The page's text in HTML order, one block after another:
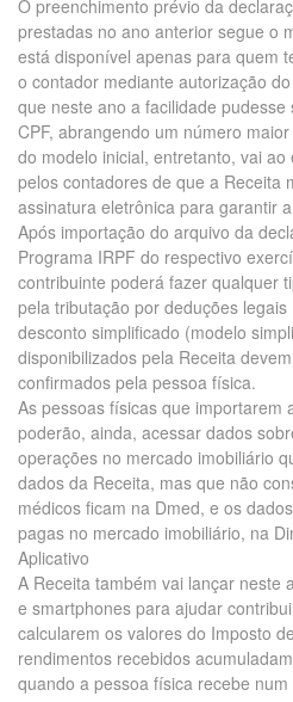
O preenchimento prévio da
prestadas no ano anterior segue o
está disponível apenas para quem
o contador mediante autorização
que neste ano a facilidade
CPF, abrangendo um número
do modelo inicial, entretanto, vai
pelos contadores de que a Receita
assinatura eletrônica para garantir
Após importação do arquivo da
Programa IRPF do respectivo
contribuinte poderá fazer qualquer
pela tributação por deduções
desconto simplificado (modelo
disponibilizados pela Receita
confirmados pela pessoa física.
As pessoas físicas que importarem
poderão, ainda, acessar dados
operações no mercado imobiliário
dados da Receita, mas que não
médicos ficam na Dmed, e os
pagas no mercado imobiliário, na
Aplicativo
A Receita também vai lançar neste
e smartphones para ajudar
calcularem os valores do Imposto
rendimentos recebidos
quando a pessoa física recebe